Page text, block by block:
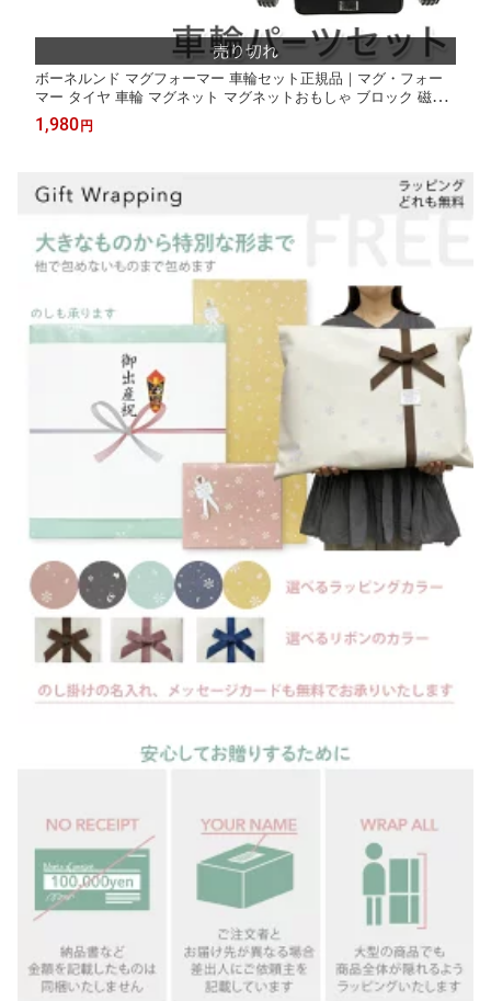
ボーネルンド マグフォーマー 車輪セット正規品｜マグ・フォー
マー タイヤ 車輪 マグネット マグネットおもしゃ ブロック 磁石
パズル 知育玩具 お誕生祝い 出産祝い ギフト 贈り物 クリスマス
ボーネルンド日本正規品
1,980円